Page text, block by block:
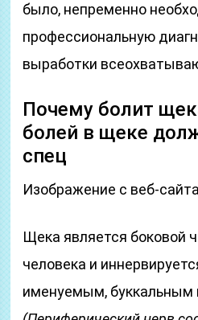
было, непременно
профессиональную
выработки
Почему болит
болей в щеке
спец
Изображение с веб-
Щека является боковой
человека и
именуемым, буккальным